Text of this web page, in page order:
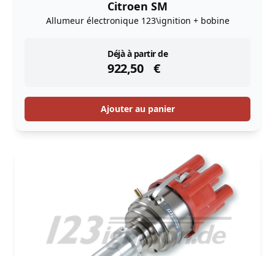
Citroen SM
Allumeur électronique 123\ignition + bobine
Déjà à partir de
922,50 €
instock
Ajouter au panier